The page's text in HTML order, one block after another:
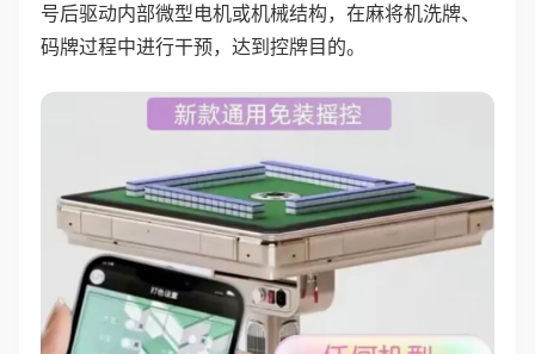
号后驱动内部微型电机或机械结构，在麻将机洗牌、
码牌过程中进行干预，达到控牌目的。